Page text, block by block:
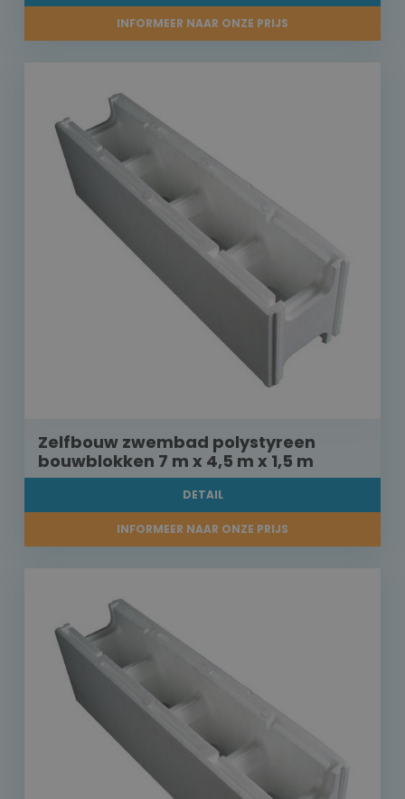
INFORMEER NAAR ONZE PRIJS
Zelfbouw zwembad polystyreen
bouwblokken 7 m x 4,5 m x 1,5 m
DETAIL
INFORMEER NAAR ONZE PRIJS